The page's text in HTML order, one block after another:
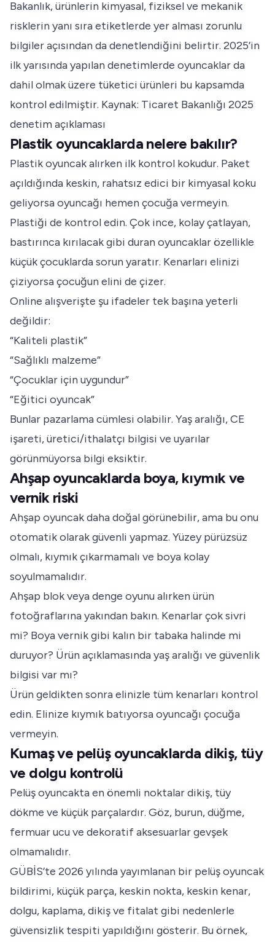
Bakanlık, ürünlerin kimyasal, fiziksel ve mekanik
risklerin yanı sıra etiketlerde yer alması zorunlu
bilgiler açısından da denetlendiğini belirtir. 2025’in
ilk yarısında yapılan denetimlerde oyuncaklar da
dahil olmak üzere tüketici ürünleri bu kapsamda
kontrol edilmiştir. Kaynak: Ticaret Bakanlığı 2025
denetim açıklaması
Plastik oyuncaklarda nelere bakılır?
Plastik oyuncak alırken ilk kontrol kokudur. Paket
açıldığında keskin, rahatsız edici bir kimyasal koku
geliyorsa oyuncağı hemen çocuğa vermeyin.
Plastiği de kontrol edin. Çok ince, kolay çatlayan,
bastırınca kırılacak gibi duran oyuncaklar özellikle
küçük çocuklarda sorun yaratır. Kenarları elinizi
çiziyorsa çocuğun elini de çizer.
Online alışverişte şu ifadeler tek başına yeterli
değildir:
“Kaliteli plastik”
“Sağlıklı malzeme”
“Çocuklar için uygundur”
“Eğitici oyuncak”
Bunlar pazarlama cümlesi olabilir. Yaş aralığı, CE
işareti, üretici/ithalatçı bilgisi ve uyarılar
görünmüyorsa bilgi eksiktir.
Ahşap oyuncaklarda boya, kıymık ve
vernik riski
Ahşap oyuncak daha doğal görünebilir, ama bu onu
otomatik olarak güvenli yapmaz. Yüzey pürüzsüz
olmalı, kıymık çıkarmamalı ve boya kolay
soyulmamalıdır.
Ahşap blok veya denge oyunu alırken ürün
fotoğraflarına yakından bakın. Kenarlar çok sivri
mi? Boya vernik gibi kalın bir tabaka halinde mi
duruyor? Ürün açıklamasında yaş aralığı ve güvenlik
bilgisi var mı?
Ürün geldikten sonra elinizle tüm kenarları kontrol
edin. Elinize kıymık batıyorsa oyuncağı çocuğa
vermeyin.
Kumaş ve pelüş oyuncaklarda dikiş, tüy
ve dolgu kontrolü
Pelüş oyuncakta en önemli noktalar dikiş, tüy
dökme ve küçük parçalardır. Göz, burun, düğme,
fermuar ucu ve dekoratif aksesuarlar gevşek
olmamalıdır.
GÜBİS’te 2026 yılında yayımlanan bir pelüş oyuncak
bildirimi, küçük parça, keskin nokta, keskin kenar,
dolgu, kaplama, dikiş ve fitalat gibi nedenlerle
güvensizlik tespiti yapıldığını gösterir. Bu örnek,